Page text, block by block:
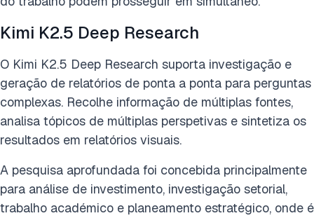
Kimi K2.5 Deep Research
O Kimi K2.5 Deep Research suporta investigação e
geração de relatórios de ponta a ponta para perguntas
complexas. Recolhe informação de múltiplas fontes,
analisa tópicos de múltiplas perspetivas e sintetiza os
resultados em relatórios visuais.
A pesquisa aprofundada foi concebida principalmente
para análise de investimento, investigação setorial,
trabalho académico e planeamento estratégico, onde é